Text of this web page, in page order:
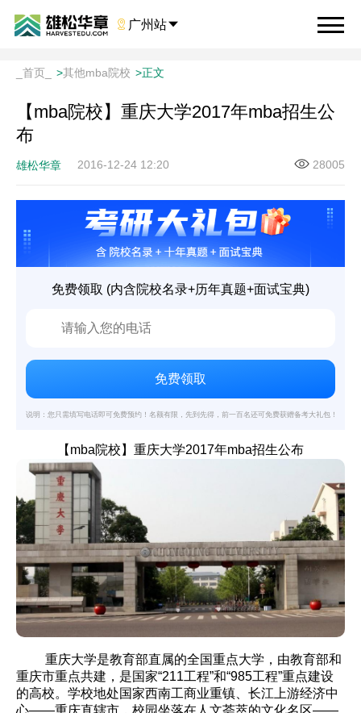
 广州站
_首页_ >其他mba院校 >正文
【mba院校】重庆大学2017年mba招生公
布
雄松华章 2016-12-24 12:20 28005
免费领取 (内含院校名录+历年真题+面试宝典)
说明：您只需填写电话即可免费预约！名额有限，先到先得，前一百名还可免费获赠备考大礼包！
【mba院校】重庆大学2017年mba招生公布
重庆大学是教育部直属的全国重点大学，由教育部和
重庆市重点共建，是国家“211工程”和“985工程”重点建设
的高校。学校地处国家西南工商业重镇、长江上游经济中
心——重庆直辖市，校园坐落在人文荟萃的文化名区——